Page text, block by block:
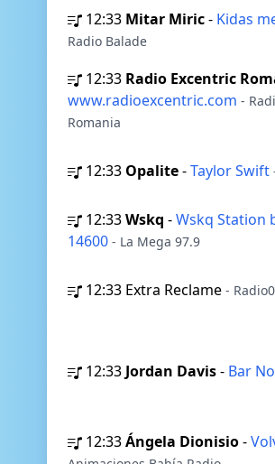
12:33 Mitar Miric- Kidas
Radio Balade
12:33 Radio Excentric
www.radioexcentric.com -
Romania
12:33 Opalite-Taylor Swift
12:33Wskq -Wskq Station
14600 - La Mega 97.9
12:33 Extra Reclame -
12:33 Jordan Davis- Bar
12:33Ángela Dionisio-